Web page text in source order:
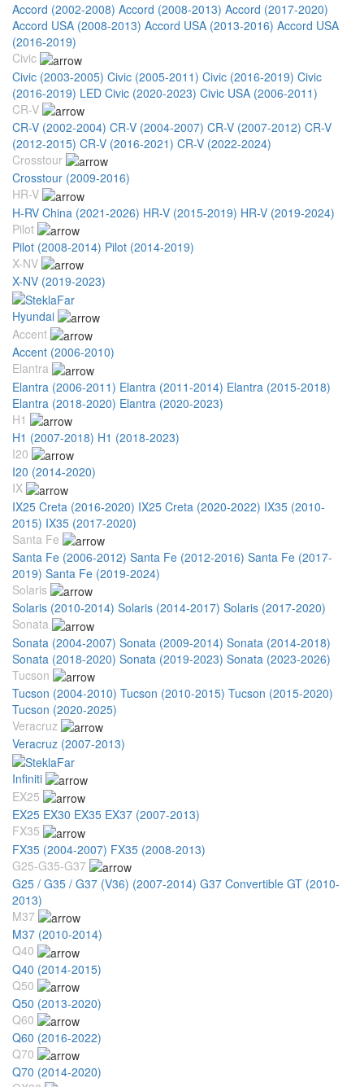
Accord (2002-2008) Accord (2008-2013) Accord (2017-2020)
Accord USA (2008-2013) Accord USA (2013-2016) Accord USA
(2016-2019)
Civic
Civic (2003-2005) Civic (2005-2011) Civic (2016-2019) Civic
(2016-2019) LED Civic (2020-2023) Civic USA (2006-2011)
CR-V
CR-V (2002-2004) CR-V (2004-2007) CR-V (2007-2012) CR-V
(2012-2015) CR-V (2016-2021) CR-V (2022-2024)
Crosstour
Crosstour (2009-2016)
HR-V
H-RV China (2021-2026) HR-V (2015-2019) HR-V (2019-2024)
Pilot
Pilot (2008-2014) Pilot (2014-2019)
X-NV
X-NV (2019-2023)
Hyundai
Accent
Accent (2006-2010)
Elantra
Elantra (2006-2011) Elantra (2011-2014) Elantra (2015-2018)
Elantra (2018-2020) Elantra (2020-2023)
H1
H1 (2007-2018) H1 (2018-2023)
I20
I20 (2014-2020)
IX
IX25 Creta (2016-2020) IX25 Creta (2020-2022) IX35 (2010-
2015) IX35 (2017-2020)
Santa Fe
Santa Fe (2006-2012) Santa Fe (2012-2016) Santa Fe (2017-
2019) Santa Fe (2019-2024)
Solaris
Solaris (2010-2014) Solaris (2014-2017) Solaris (2017-2020)
Sonata
Sonata (2004-2007) Sonata (2009-2014) Sonata (2014-2018)
Sonata (2018-2020) Sonata (2019-2023) Sonata (2023-2026)
Tucson
Tucson (2004-2010) Tucson (2010-2015) Tucson (2015-2020)
Tucson (2020-2025)
Veracruz
Veracruz (2007-2013)
Infiniti
EX25
EX25 EX30 EX35 EX37 (2007-2013)
FX35
FX35 (2004-2007) FX35 (2008-2013)
G25-G35-G37
G25 / G35 / G37 (V36) (2007-2014) G37 Convertible GT (2010-
2013)
M37
M37 (2010-2014)
Q40
Q40 (2014-2015)
Q50
Q50 (2013-2020)
Q60
Q60 (2016-2022)
Q70
Q70 (2014-2020)